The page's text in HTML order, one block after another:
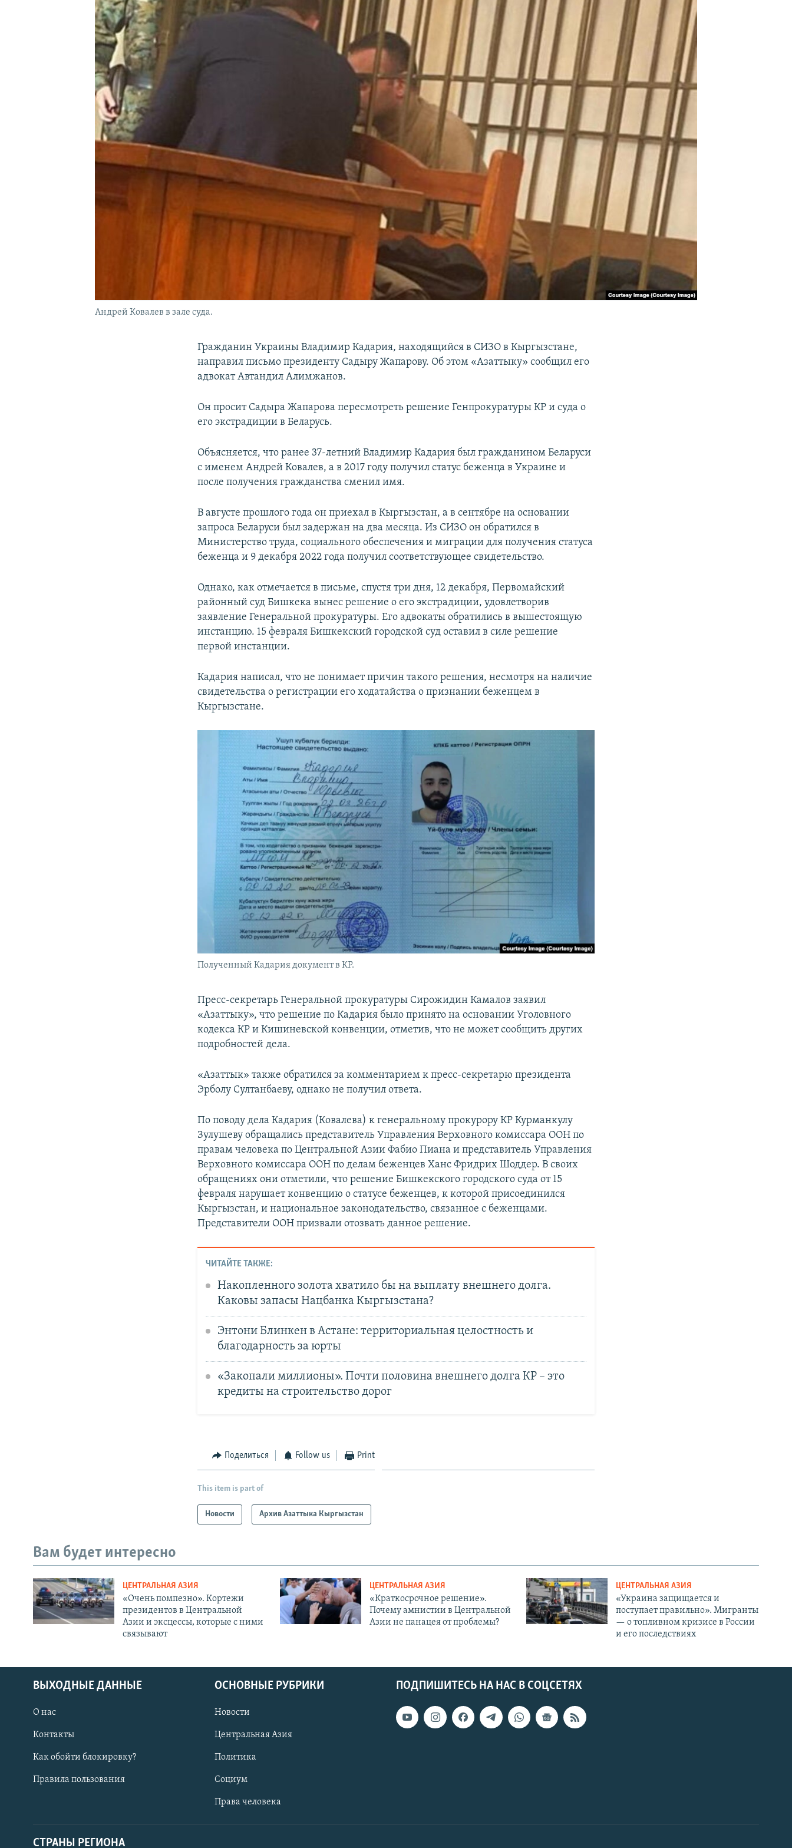
Андрей Ковалев в зале суда.
Гражданин Украины Владимир Кадария, находящийся в СИЗО в Кыргызстане,
направил письмо президенту Садыру Жапарову. Об этом «Азаттыку» сообщил его
адвокат Автандил Алимжанов.
Он просит Садыра Жапарова пересмотреть решение Генпрокуратуры КР и суда о
его экстрадиции в Беларусь.
Объясняется, что ранее 37-летний Владимир Кадария был гражданином Беларуси
с именем Андрей Ковалев, а в 2017 году получил статус беженца в Украине и
после получения гражданства сменил имя.
В августе прошлого года он приехал в Кыргызстан, а в сентябре на основании
запроса Беларуси был задержан на два месяца. Из СИЗО он обратился в
Министерство труда, социального обеспечения и миграции для получения статуса
беженца и 9 декабря 2022 года получил соответствующее свидетельство.
Однако, как отмечается в письме, спустя три дня, 12 декабря, Первомайский
районный суд Бишкека вынес решение о его экстрадиции, удовлетворив
заявление Генеральной прокуратуры. Его адвокаты обратились в вышестоящую
инстанцию. 15 февраля Бишкекский городской суд оставил в силе решение
первой инстанции.
Кадария написал, что не понимает причин такого решения, несмотря на наличие
свидетельства о регистрации его ходатайства о признании беженцем в
Кыргызстане.
Полученный Кадария документ в КР.
Пресс-секретарь Генеральной прокуратуры Сирожидин Камалов заявил
«Азаттыку», что решение по Кадария было принято на основании Уголовного
кодекса КР и Кишиневской конвенции, отметив, что не может сообщить других
подробностей дела.
«Азаттык» также обратился за комментарием к пресс-секретарю президента
Эрболу Султанбаеву, однако не получил ответа.
По поводу дела Кадария (Ковалева) к генеральному прокурору КР Курманкулу
Зулушеву обращались представитель Управления Верховного комиссара ООН по
правам человека по Центральной Азии Фабио Пиана и представитель Управления
Верховного комиссара ООН по делам беженцев Ханс Фридрих Шоддер. В своих
обращениях они отметили, что решение Бишкекского городского суда от 15
февраля нарушает конвенцию о статусе беженцев, к которой присоединился
Кыргызстан, и национальное законодательство, связанное с беженцами.
Представители ООН призвали отозвать данное решение.
ЧИТАЙТЕ ТАКЖЕ:
Накопленного золота хватило бы на выплату внешнего долга.
Каковы запасы Нацбанка Кыргызстана?
Энтони Блинкен в Астане: территориальная целостность и
благодарность за юрты
«Закопали миллионы». Почти половина внешнего долга КР – это
кредиты на строительство дорог
Поделиться Follow us Print
This item is part of
Новости Архив Азаттыка Кыргызстан
Вам будет интересно
ЦЕНТРАЛЬНАЯ АЗИЯ
«Очень помпезно». Кортежи
президентов в Центральной
Азии и эксцессы, которые с ними
связывают
ЦЕНТРАЛЬНАЯ АЗИЯ
«Краткосрочное решение».
Почему амнистии в Центральной
Азии не панацея от проблемы?
ЦЕНТРАЛЬНАЯ АЗИЯ
«Украина защищается и
поступает правильно». Мигранты
— о топливном кризисе в России
и его последствиях
ПОДПИШИТЕСЬ НА НАС В СОЦСЕТЯХ
ВЫХОДНЫЕ ДАННЫЕ
О нас
Контакты
Как обойти блокировку?
Правила пользования
ОСНОВНЫЕ РУБРИКИ
Новости
Центральная Азия
Политика
Социум
Права человека
СТРАНЫ РЕГИОНА